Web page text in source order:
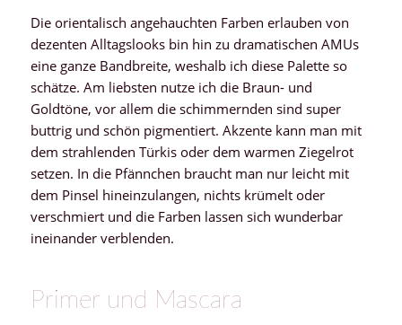
Die orientalisch angehauchten Farben erlauben von
dezenten Alltagslooks bin hin zu dramatischen AMUs
eine ganze Bandbreite, weshalb ich diese Palette so
schätze. Am liebsten nutze ich die Braun- und
Goldtöne, vor allem die schimmernden sind super
buttrig und schön pigmentiert. Akzente kann man mit
dem strahlenden Türkis oder dem warmen Ziegelrot
setzen. In die Pfännchen braucht man nur leicht mit
dem Pinsel hineinzulangen, nichts krümelt oder
verschmiert und die Farben lassen sich wunderbar
ineinander verblenden.
Primer und Mascara